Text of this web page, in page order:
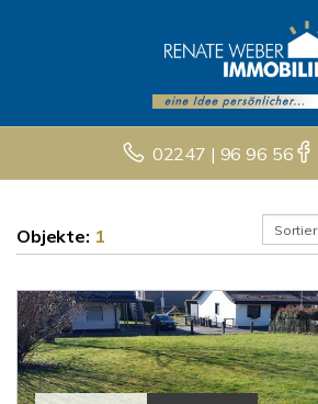
02247 | 96 96 56
Objekte: 1